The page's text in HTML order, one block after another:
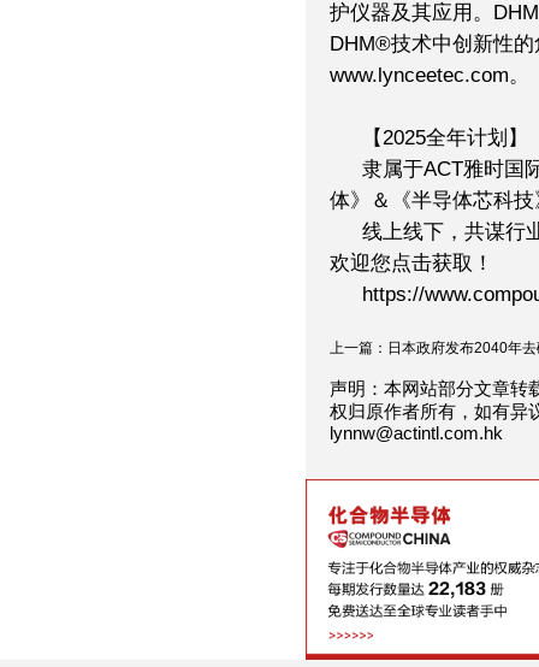
护仪器及其应用。
DHM®技术中创新性
www.lynceetec.com。
【2025全年计划】
隶属于ACT雅时国
体》＆《半导体芯科
线上线下，共谋行
欢迎您点击获取！
https://
上一篇：日本政府发布2040年去
声明：本网站部分文章转
权归原作者所有，如有异
lynnw@actintl.com.hk